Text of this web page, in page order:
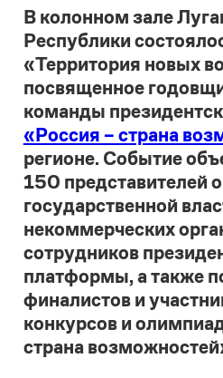
150 представителей органов
государственной власти,
некоммерческих
сотрудников президентской
платформы, а также
финалистов и участников
конкурсов и олимпиад АНО
страна возможностей».
Президентская платформа
страна возможностей»
объявила о своем
Донбассе в июне 2022 года.
Луганске состоялась
первого сезона специального
«Пишем будущее». После
Донецкой и Луганской
республик, а также
Херсонской областей в
Российской Федерации